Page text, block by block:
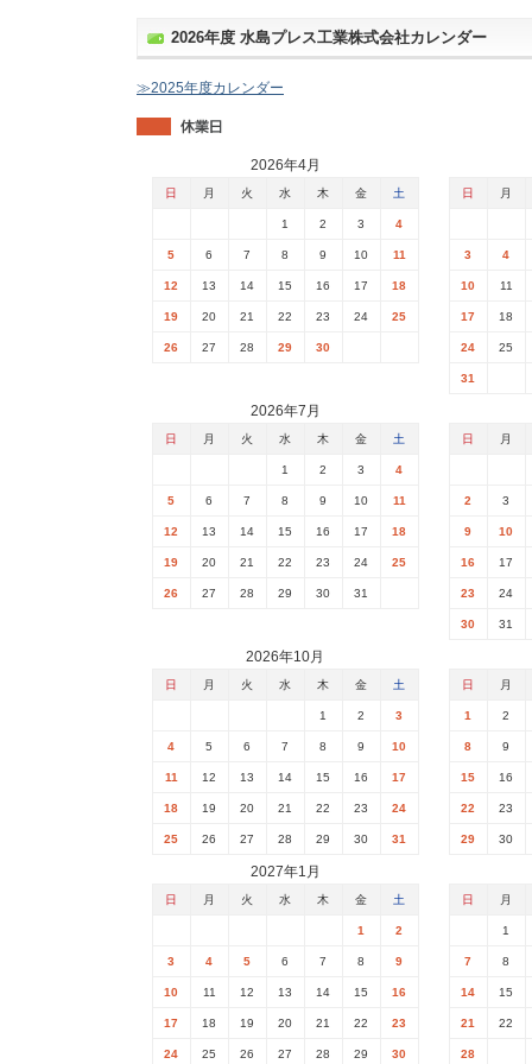
2026年度 水島プレス工業株式会社カレンダー
≫2025年度カレンダー
2026年4月
日 月 火 水 木 金 土
1 2 3 4
5 6 7 8 9 10 11
12 13 14 15 16 17 18
19 20 21 22 23 24 25
26 27 28 29 30
日 月
3 4
10 11
17 18
24 25
31
2026年7月
日 月 火 水 木 金 土
1 2 3 4
5 6 7 8 9 10 11
12 13 14 15 16 17 18
19 20 21 22 23 24 25
26 27 28 29 30 31
日 月
2 3
9 10
16 17
23 24
30 31
2026年10月
日 月 火 水 木 金 土
1 2 3
4 5 6 7 8 9 10
11 12 13 14 15 16 17
18 19 20 21 22 23 24
25 26 27 28 29 30 31
日 月
1 2
8 9
15 16
22 23
29 30
2027年1月
日 月 火 水 木 金 土
1 2
3 4 5 6 7 8 9
10 11 12 13 14 15 16
17 18 19 20 21 22 23
24 25 26 27 28 29 30
日 月
1
7 8
14 15
21 22
28